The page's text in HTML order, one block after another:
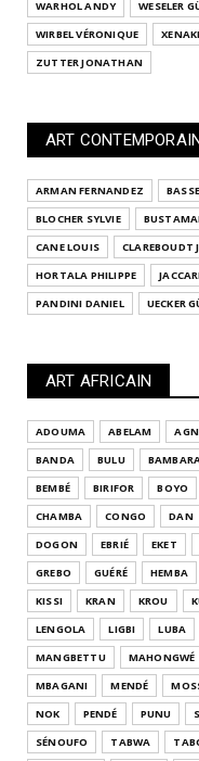
WARHOL ANDY WESELER
WIRBEL VÉRONIQUE
ZUTTER JONATHAN
ART
ARMAN FERNANDEZ
BLOCHER SYLVIE
CANE LOUIS
CLAREBOUDT
HORTALA PHILIPPE
PANDINI DANIEL
UECKER
ART AFRICAIN
ADOUMA ABELAM
BANDA
BULU
BEMBÉ
BIRIFOR BOYO
CHAMBA
CONGO DAN
DOGON
EBRIÉ EKET
GREBO
GUÉRÉ HEMBA
KISSI
KRAN KROU
LENGOLA
LIGBI LUBA
MANGBETTU
MAHONGWÉ
MBAGANI
MENDÉ
NOK
PENDÉ PUNU
SÉNOUFO
TABWA